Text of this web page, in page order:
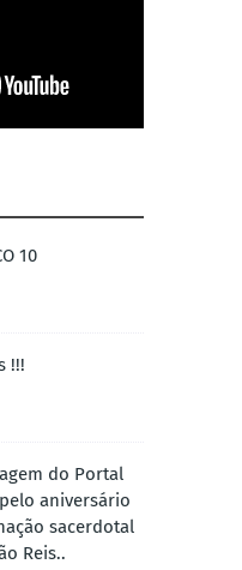
10
!!!
do Portal
aniversário
sacerdotal
Reis..